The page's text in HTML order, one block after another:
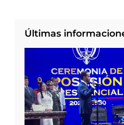
Últimas